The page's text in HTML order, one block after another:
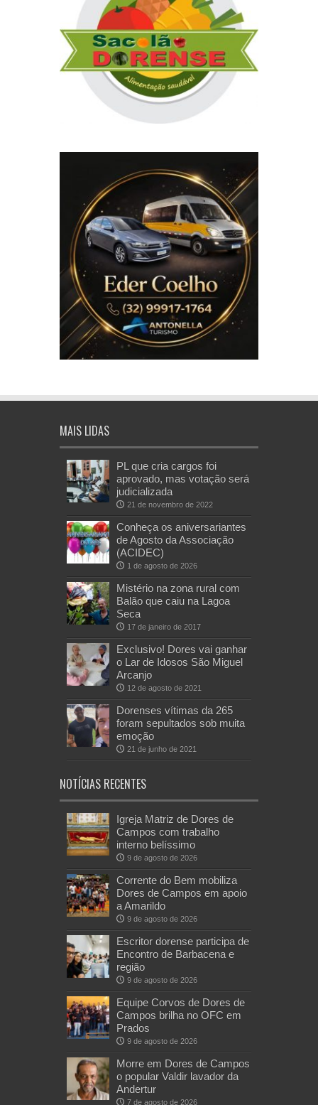
MAIS LIDAS
PL que cria cargos foi
aprovado, mas votação será
judicializada
21 de novembro de 2022
Conheça os aniversariantes
de Agosto da Associação
(ACIDEC)
1 de agosto de 2026
Mistério na zona rural com
Balão que caiu na Lagoa
Seca
17 de janeiro de 2017
Exclusivo! Dores vai ganhar
o Lar de Idosos São Miguel
Arcanjo
12 de agosto de 2021
Dorenses vítimas da 265
foram sepultados sob muita
emoção
21 de junho de 2021
NOTÍCIAS RECENTES
Igreja Matriz de Dores de
Campos com trabalho
interno belíssimo
9 de agosto de 2026
Corrente do Bem mobiliza
Dores de Campos em apoio
a Amarildo
9 de agosto de 2026
Escritor dorense participa de
Encontro de Barbacena e
região
9 de agosto de 2026
Equipe Corvos de Dores de
Campos brilha no OFC em
Prados
9 de agosto de 2026
Morre em Dores de Campos
o popular Valdir lavador da
Andertur
7 de agosto de 2026